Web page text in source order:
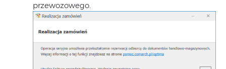
przewozowego.